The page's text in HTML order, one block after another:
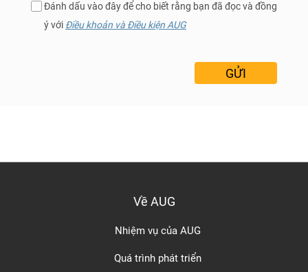
Đánh dấu vào đây để cho biết rằng bạn đã đọc và đồng
ý với Điều khoản và Điều kiện AUG
Về AUG
Nhiệm vụ của AUG
Quá trình phát triển